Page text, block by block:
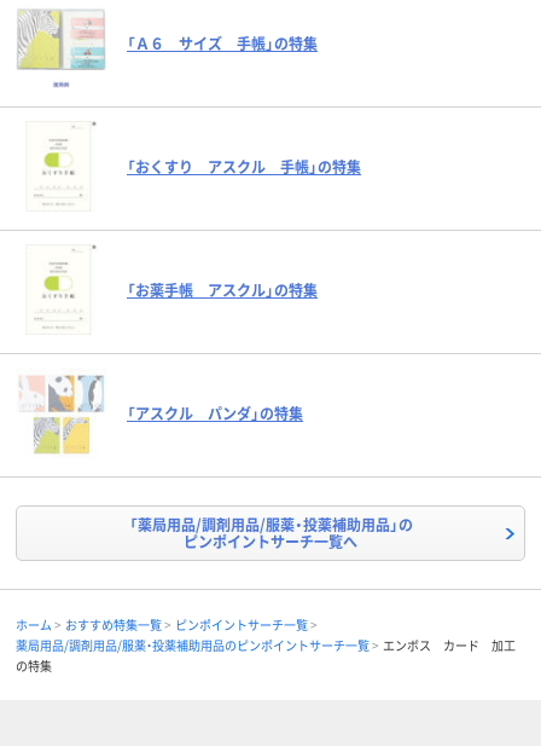
「Ａ６ サイズ 手帳」の特集
「おくすり アスクル 手帳」の特集
「お薬手帳 アスクル」の特集
「アスクル パンダ」の特集
「薬局用品/調剤用品/服薬・投薬補助用品」の
ピンポイントサーチ一覧へ
ホーム おすすめ特集一覧
ピンポイントサーチ一覧
薬局用品/調剤用品/服薬・投薬補助用品のピンポイントサーチ一覧
エンボス カード 加工
の特集